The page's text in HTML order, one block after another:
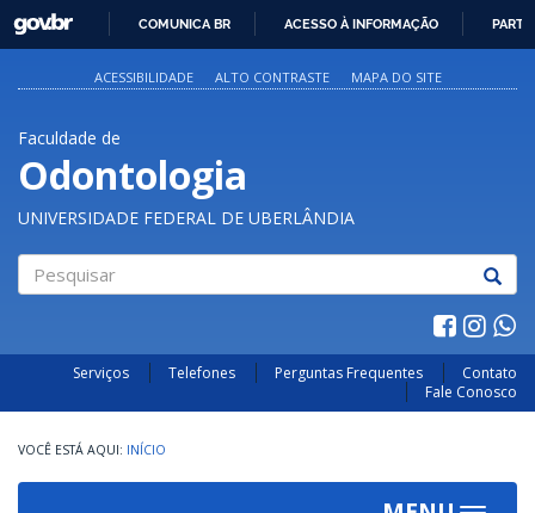
PARA
O
GOVBR
COMUNICA BR ACESSO À INFORMAÇÃO
ACESSIBILIDADE ALTO CONTRASTE MAPA DO SITE
Faculdade de
Odontologia
UNIVERSIDADE FEDERAL DE UBERLÂNDIA
Serviços Telefones Perguntas Frequentes
Contato
Fale Conosco
INÍCIO